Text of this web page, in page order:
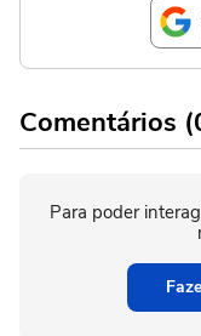
Comentários
Para poder